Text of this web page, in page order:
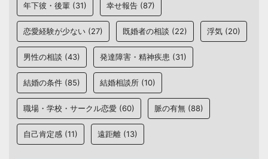
年下彼・後輩 (31) 幸せ報告 (87)
恋愛経験が少ない (27) 既婚者の相談 (22) 浮気 (20)
男性の相談 (43) 発達障害・精神疾患 (31)
結婚の条件 (85) 結婚相談所 (10)
職場・学校・サークル恋愛 (60) 脈の有無 (88)
自己肯定感 (11) 遠距離 (13)